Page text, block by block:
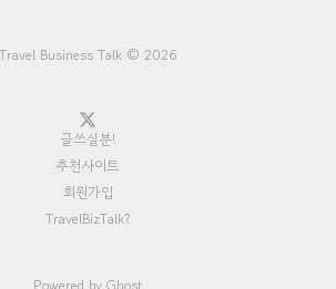
Travel Business Talk © 2026
글쓰실분!
추천사이트
회원가입
TravelBizTalk?